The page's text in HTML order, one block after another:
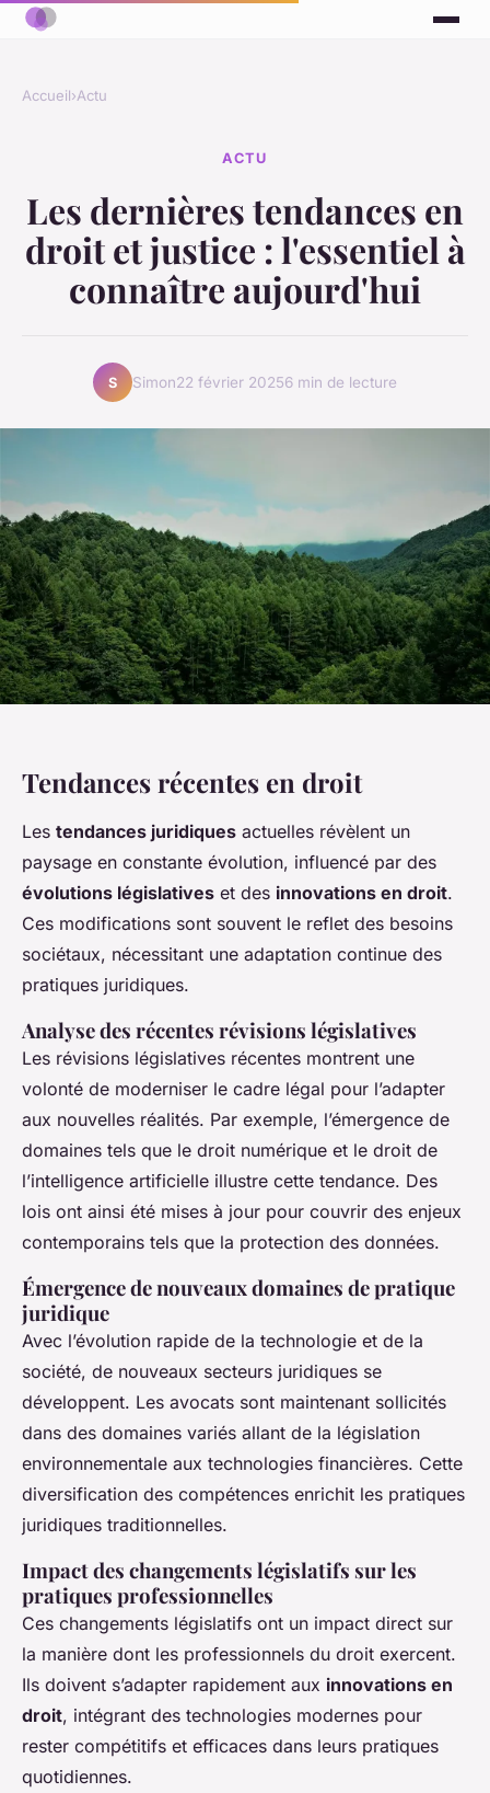
Accueil›Actu
ACTU
Les dernières tendances en
droit et justice : l'essentiel à
connaître aujourd'hui
S Simon22 février 20256 min de lecture
Tendances récentes en droit
Les tendances juridiques actuelles révèlent un
paysage en constante évolution, influencé par des
évolutions législatives et des innovations en droit.
Ces modifications sont souvent le reflet des besoins
sociétaux, nécessitant une adaptation continue des
pratiques juridiques.
Analyse des récentes révisions législatives
Les révisions législatives récentes montrent une
volonté de moderniser le cadre légal pour l’adapter
aux nouvelles réalités. Par exemple, l’émergence de
domaines tels que le droit numérique et le droit de
l’intelligence artificielle illustre cette tendance. Des
lois ont ainsi été mises à jour pour couvrir des enjeux
contemporains tels que la protection des données.
Émergence de nouveaux domaines de pratique
juridique
Avec l’évolution rapide de la technologie et de la
société, de nouveaux secteurs juridiques se
développent. Les avocats sont maintenant sollicités
dans des domaines variés allant de la législation
environnementale aux technologies financières. Cette
diversification des compétences enrichit les pratiques
juridiques traditionnelles.
Impact des changements législatifs sur les
pratiques professionnelles
Ces changements législatifs ont un impact direct sur
la manière dont les professionnels du droit exercent.
Ils doivent s’adapter rapidement aux innovations en
droit, intégrant des technologies modernes pour
rester compétitifs et efficaces dans leurs pratiques
quotidiennes.